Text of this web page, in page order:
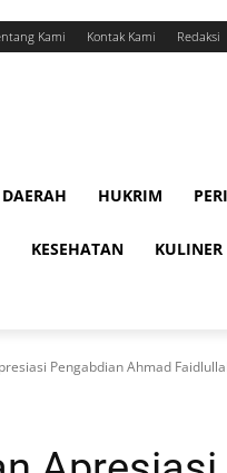
Kami Kontak Kami Redaksi
DAERAH HUKRIM
KESEHATAN KULINER
Pengabdian Ahmad